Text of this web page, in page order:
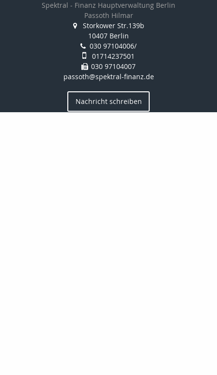
Spektral - Finanz Hauptverwaltung Berlin
Passoth Hilmar
Storkower Str.139b
10407 Berlin
030 97104006/
01714237501
030 97104007
passoth@spektral-finanz.de
Nachricht schreiben